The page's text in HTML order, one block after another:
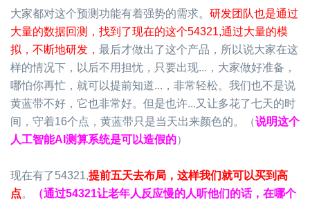
大家都对这个预测功能有着强势的需求。 研发团队也是通过
大量的数据回测，找到了现在的这个54321,通过大量的模
拟，不断地研发， 最后才做出了这个产品，所以说大家在这
样的情况下，以后不用担忧，只要出现...，大家做好准备，
哪怕你再忙，就可以提前知道...，非常轻松。我们也不是说
黄蓝带不好，它也非常好。但是也许...又让多花了七天的时
间，守着16个点，黄蓝带只是当天出来颜色的。（说明这个
人工智能AI测算系统是可以造假的）
现在有了54321,提前五天去布局，这样我们就可以买到高
点。 （通过54321让老年人反应慢的人听他们的话，在哪个